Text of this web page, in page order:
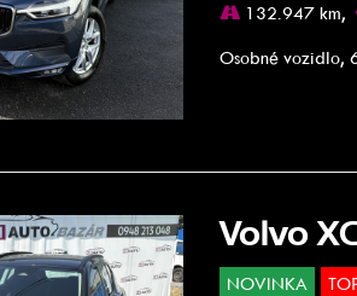
132.947 km,
Osobné vozidlo,
Volvo
NOVINKA